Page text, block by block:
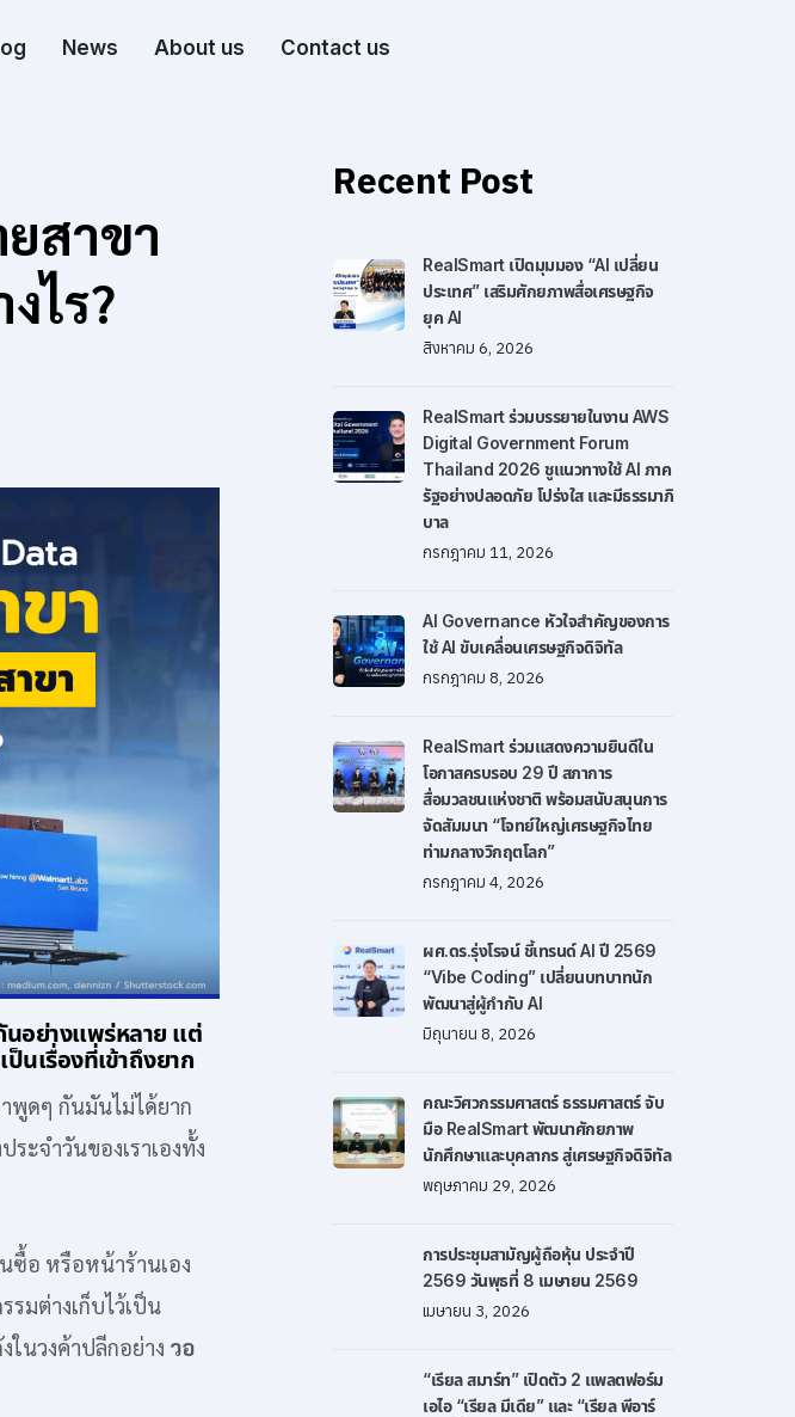
News About us Contact us
สาขา
ไร?
อย่างแพร่หลาย แต่
นเรื่องที่เข้าถึงยาก
พูดๆ กันมันไม่ได้ยาก
ะจำวันของเราเองทั้ง
ซื้อ หรือหน้าร้านเอง
มต่างเก็บไว้เป็น
นวงค้าปลีกอย่าง วอ
Recent Post
RealSmart เปิดมุมมอง “AI เปลี่ยน
ประเทศ” เสริมศักยภาพสื่อเศรษฐกิจ
ยุค AI
สิงหาคม 6, 2026
RealSmart ร่วมบรรยายในงาน AWS
Digital Government Forum
Thailand 2026 ชูแนวทางใช้ AI ภาค
รัฐอย่างปลอดภัย โปร่งใส และมีธรรมาภิ
บาล
กรกฎาคม 11, 2026
AI Governance หัวใจสำคัญของการ
ใช้ AI ขับเคลื่อนเศรษฐกิจดิจิทัล
กรกฎาคม 8, 2026
RealSmart ร่วมแสดงความยินดีใน
โอกาสครบรอบ 29 ปี สภาการ
สื่อมวลชนแห่งชาติ พร้อมสนับสนุนการ
จัดสัมมนา “โจทย์ใหญ่เศรษฐกิจไทย
ท่ามกลางวิกฤตโลก”
กรกฎาคม 4, 2026
ผศ.ดร.รุ่งโรจน์ ชี้เทรนด์ AI ปี 2569
“Vibe Coding” เปลี่ยนบทบาทนัก
พัฒนาสู่ผู้กำกับ AI
มิถุนายน 8, 2026
คณะวิศวกรรมศาสตร์ ธรรมศาสตร์ จับ
มือ RealSmart พัฒนาศักยภาพ
นักศึกษาและบุคลากร สู่เศรษฐกิจดิจิทัล
พฤษภาคม 29, 2026
การประชุมสามัญผู้ถือหุ้น ประจำปี
2569 วันพุธที่ 8 เมษายน 2569
เมษายน 3, 2026
“เรียล สมาร์ท” เปิดตัว 2 แพลตฟอร์ม
เอไอ “เรียล มีเดีย” และ “เรียล พีอาร์